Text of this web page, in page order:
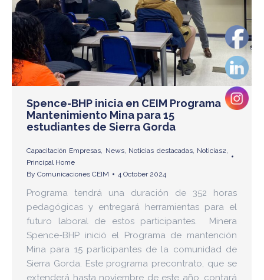
Spence-BHP inicia en CEIM Programa
Mantenimiento Mina para 15
estudiantes de Sierra Gorda
Capacitación Empresas News, Noticias destacadas, Noticias2
Principal Home
By Comunicaciones CEIM 4 October 2024
Programa tendrá una duración de 352 horas
pedagógicas y entregará herramientas para el
futuro laboral de estos participantes. Minera
Spence-BHP inició el Programa de mantención
Mina para 15 participantes de la comunidad de
Sierra Gorda. Este programa precontrato, que se
extenderá hasta noviembre de este año, contará